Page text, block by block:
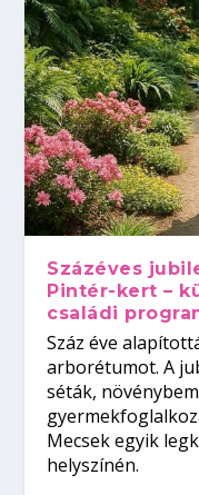
Százéves
Pintér-kert –
családi
Száz éve
arborétumot. A
séták,
Mecsek egyik
helyszínén.